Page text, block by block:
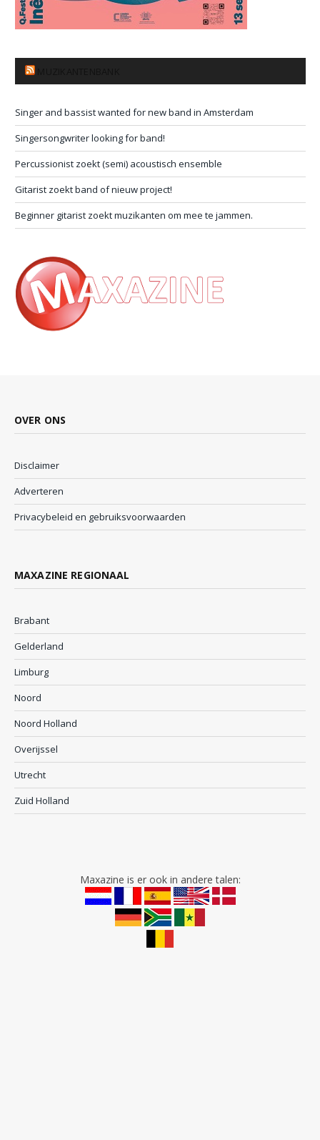
Singer and bassist wanted for new band in Amsterdam
Singersongwriter looking for band!
Percussionist zoekt (semi) acoustisch ensemble
Gitarist zoekt band of nieuw project!
Beginner gitarist zoekt muzikanten om mee te jammen.
OVER ONS
Disclaimer
Adverteren
Privacybeleid en gebruiksvoorwaarden
MAXAZINE REGIONAAL
Brabant
Gelderland
Limburg
Noord
Noord Holland
Overijssel
Utrecht
Zuid Holland
Maxazine is er ook in andere talen: